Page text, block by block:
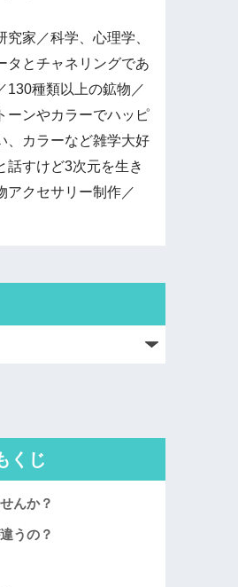
家／科学、心理学、
タとチャネリングであ
130種類以上の鉱物／
ーンやカラーでハッピ
、カラーなど雑学大好
話すけど3次元を生き
アクセサリー制作／
くじ
んか？
うの？